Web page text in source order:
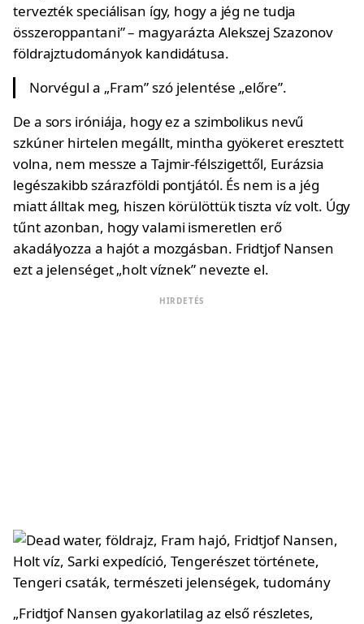
tervezték speciálisan így, hogy a jég ne tudja
összeroppantani” – magyarázta Alekszej Szazonov
földrajztudományok kandidátusa.
Norvégul a „Fram” szó jelentése „előre”.
De a sors iróniája, hogy ez a szimbolikus nevű
szkúner hirtelen megállt, mintha gyökeret eresztett
volna, nem messze a Tajmir-félszigettől, Eurázsia
legészakibb szárazföldi pontjától. És nem is a jég
miatt álltak meg, hiszen körülöttük tiszta víz volt. Úgy
tűnt azonban, hogy valami ismeretlen erő
akadályozza a hajót a mozgásban. Fridtjof Nansen
ezt a jelenséget „holt víznek” nevezte el.
HIRDETÉS
„Fridtjof Nansen gyakorlatilag az első részletes,